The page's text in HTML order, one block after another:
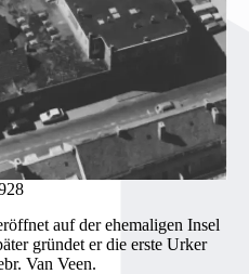
auf der ehemaligen Insel
gründet er die erste Urker
Van Veen.